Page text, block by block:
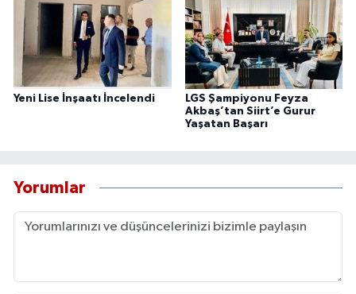
Yeni Lise İnşaatı İncelendi
LGS Şampiyonu Feyza
Akbaş’tan Siirt’e Gurur
Yaşatan Başarı
Yorumlar